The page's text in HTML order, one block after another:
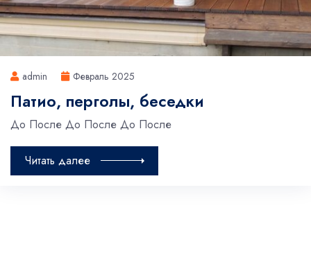
admin Февраль 2025
Патио, перголы, беседки
До После До После До После
Читать далее